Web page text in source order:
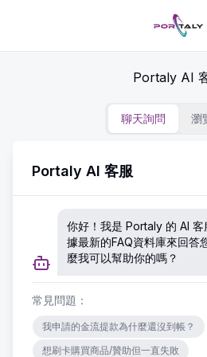
Portaly AI
聊天詢問 瀏
Portaly AI 客服
你好！我是 Portaly 的 AI 客
據最新的FAQ資料庫來回答
麼我可以幫助你的嗎？
常見問題：
我申請的金流提款為什麼還沒到帳？
想刷卡購買商品/贊助但一直失敗